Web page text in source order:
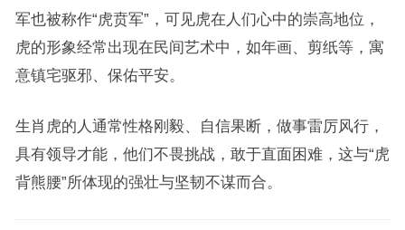
军也被称作“虎贲军”，可见虎在人们心中的崇高地位，
虎的形象经常出现在民间艺术中，如年画、剪纸等，寓
意镇宅驱邪、保佑平安。
生肖虎的人通常性格刚毅、自信果断，做事雷厉风行，
具有领导才能，他们不畏挑战，敢于直面困难，这与“虎
背熊腰”所体现的强壮与坚韧不谋而合。